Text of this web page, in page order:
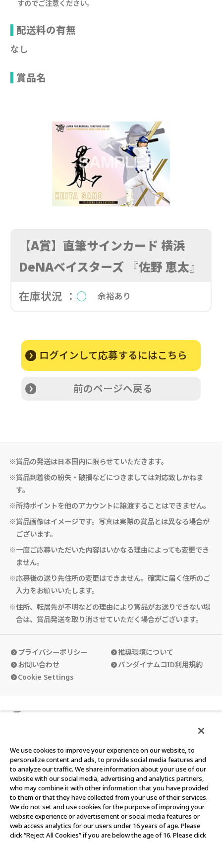
すのでご注意ください。
配送料の有無
なし
賞品名
【A賞】直筆サインカード 横浜
DeNAベイスターズ 『佐野 恵太』
在庫状況 ： ○ 余裕あり
ログインして応募するにはこちら
前のページへ戻る
※賞品の発送は日本国内に限らせていただきます。
※賞品到着後の紛失・破損などにつきましては対応致しかねま
す。
※所持ポイントを他のアカウントに譲渡することはできません。
※賞品画像はイメージです。写真は実際の賞品とは異なる場合が
ございます。
※一度ご応募いただいた内容はいかなる理由によっても変更でき
ません。
※応募後の送り先住所の変更はできません。確実に届く住所のご
入力をお願いいたします。
※住所、転居先が不明などの理由により賞品がお送りできない場
合は、賞品発送を取り消させていただく場合がございます。
プライバシーポリシー
推奨環境について
お問い合わせ
バンダイナムコID利用規約
Cookie Settings
カードダスクラブの使い方 カードダスクラブ会員規約
©BANDAI
このウェブサイトに記載されているすべての画像・テキスト・デ
ータの無断転用、転載をお断りします。
We use cookies to improve your experience on our website, to
personalize content and ads, to provide social media features and
to analyze our traffic. We share information about your use of our
website with our social media, advertising and analytics partners,
who may combine it with other information that you have provided
to them or that they have collected from your use of their services.
We do not set and use cookies for the purpose of improving your
website experience or advertisement or social media features or
web access analytics for our users under 16 years of age. Please
click “Reject All Cookies” if you are below the age of 16. Please click